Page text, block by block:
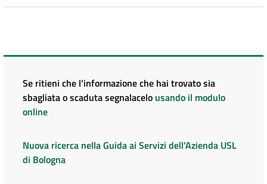
Se ritieni che l'informazione che hai trovato sia
sbagliata o scaduta segnalacelo usando il modulo
online
Nuova ricerca nella Guida ai Servizi dell'Azienda USL
di Bologna